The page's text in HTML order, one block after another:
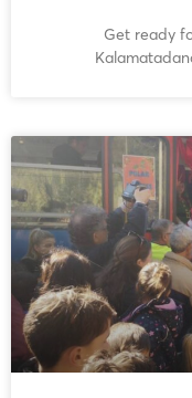
Get ready